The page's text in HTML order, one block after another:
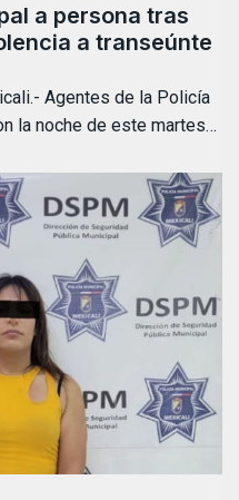
a persona tras
a transeúnte
Agentes de la Policía
la noche de este martes…